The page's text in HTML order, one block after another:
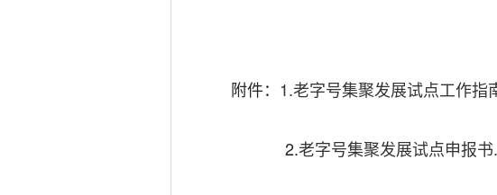
附件： 1.老字号集聚发展试点工作指
2.老字号集聚发展试点申报